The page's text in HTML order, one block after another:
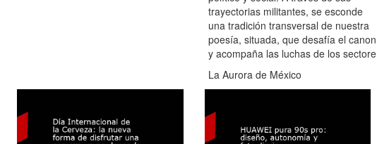
trayectorias militantes, se esconde
una tradición transversal de nuestra
poesía, situada, que desafía el canon
y acompaña las luchas de los sectore
La Aurora de México